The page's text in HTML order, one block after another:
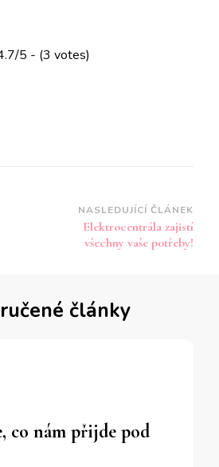
5 - (3 votes)
NASLEDUJÍCÍ ČLÁNEK
Elektrocentrála zajistí
všechny vaše potřeby!
články
co nám přijde pod